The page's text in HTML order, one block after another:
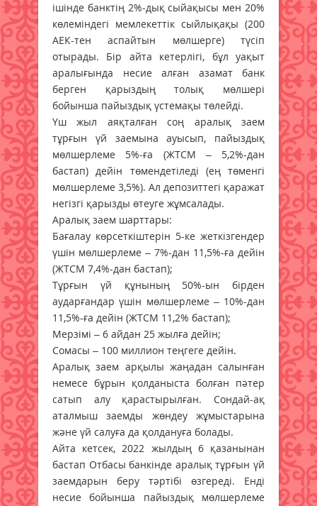
ішінде банктің 2%-дық сыйақысы мен 20%
көлеміндегі мемлекеттік сыйлықақы (200
АЕК-тен аспайтын мөлшерге) түсіп
отырады. Бір айта кетерлігі, бұл уақыт
аралығында несие алған азамат банк
берген қарыздың толық мөлшері
бойынша пайыздық үстемақы төлейді.
Үш жыл аяқталған соң аралық заем
тұрғын үй заемына ауысып, пайыздық
мөлшерлеме 5%-ға (ЖТСМ – 5,2%-дан
бастап) дейін төмендетіледі (ең төменгі
мөлшерлеме 3,5%). Ал депозиттегі қаражат
негізгі қарызды өтеуге жұмсалады.
Аралық заем шарттары:
Бағалау көрсеткіштерін 5-ке жеткізгендер
үшін мөлшерлеме – 7%-дан 11,5%-ға дейін
(ЖТСМ 7,4%-дан бастап);
Тұрғын үй құнының 50%-ын бірден
аударғандар үшін мөлшерлеме – 10%-дан
11,5%-ға дейін (ЖТСМ 11,2% бастап);
Мерзімі – 6 айдан 25 жылға дейін;
Сомасы – 100 миллион теңгеге дейін.
Аралық заем арқылы жаңадан салынған
немесе бұрын қолданыста болған пәтер
сатып алу қарастырылған. Сондай-ақ
аталмыш заемды жөндеу жұмыстарына
және үй салуға да қолдануға болады.
Айта кетсек, 2022 жылдың 6 қазанынан
бастап Отбасы банкінде аралық тұрғын үй
заемдарын беру тәртібі өзгереді. Енді
несие бойынша пайыздық мөлшерлеме